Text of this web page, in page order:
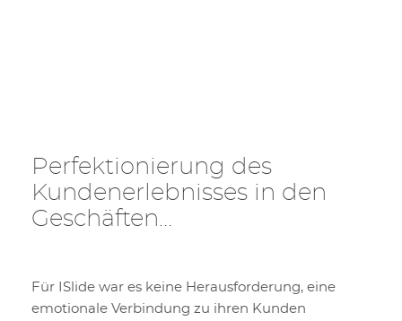
Perfektionierung des
Kundenerlebnisses in den
Geschäften…
Für ISlide war es keine Herausforderung, eine
emotionale Verbindung zu ihren Kunden